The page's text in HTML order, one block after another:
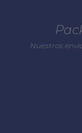
Nuestros